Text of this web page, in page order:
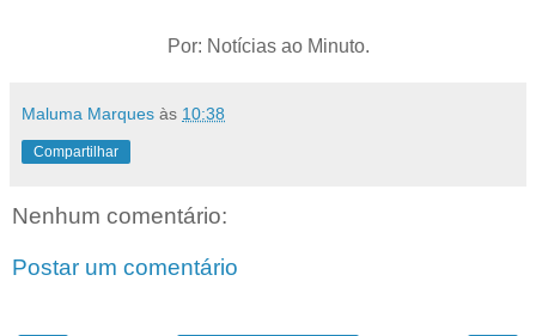
Por: Notícias ao Minuto.
Maluma Marques às 10:38
Compartilhar
Nenhum comentário:
Postar um comentário